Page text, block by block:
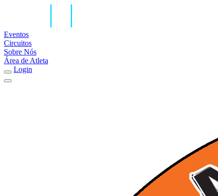
Eventos
Circuitos
Sobre Nós
Área de Atleta
Login